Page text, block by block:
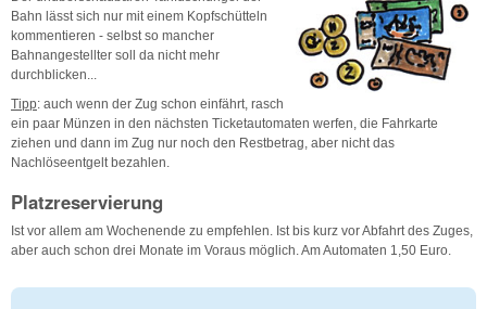
Bahn lässt sich nur mit einem Kopfschütteln
kommentieren - selbst so mancher
Bahnangestellter soll da nicht mehr
durchblicken...
Tipp: auch wenn der Zug schon einfährt, rasch
ein paar Münzen in den nächsten Ticketautomaten werfen, die Fahrkarte
ziehen und dann im Zug nur noch den Restbetrag, aber nicht das
Nachlöseentgelt bezahlen.
Platzreservierung
Ist vor allem am Wochenende zu empfehlen. Ist bis kurz vor Abfahrt des Zuges,
aber auch schon drei Monate im Voraus möglich. Am Automaten 1,50 Euro.